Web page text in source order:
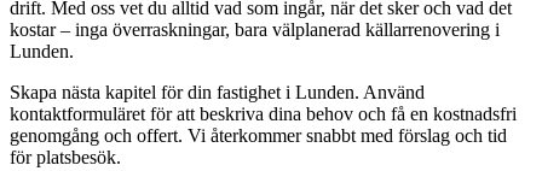
drift. Med oss vet du alltid vad som ingår, när det sker och vad det
kostar – inga överraskningar, bara välplanerad källarrenovering i
Lunden.
Skapa nästa kapitel för din fastighet i Lunden. Använd
kontaktformuläret för att beskriva dina behov och få en kostnadsfri
genomgång och offert. Vi återkommer snabbt med förslag och tid
för platsbesök.